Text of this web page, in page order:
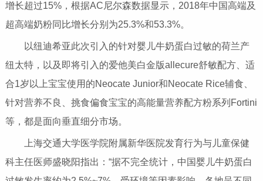
增长超过15%，根据AC尼尔森数据显示，2018年中国高端及
超高端奶粉同比增长分别为25.3%和53.3%。
以纽迪希亚此次引入的针对婴儿牛奶蛋白过敏的荷兰产
纽太特，以及即将引入的爱他美白金版allecure舒敏配方、适
合1岁以上宝宝使用的Neocate Junior和Neocate Rice辅食、
针对营养不良、挑食偏食宝宝的高能量营养配方粉系列Fortini
等，都是面向垂直细分市场。
上海交通大学医学院附属新华医院发育行为与儿童保健
科主任医师盛晓阳指出：“据不完全统计，中国婴儿牛奶蛋白